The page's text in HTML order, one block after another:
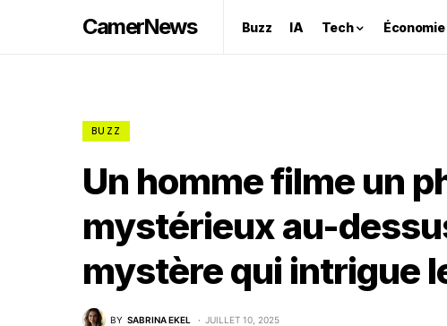
CamerNews Buzz IA Tech Économie
BUZZ
Un homme filme un
mystérieux au-
mystère qui intrigue
BY SABRINA EKEL JUILLET 10, 2025